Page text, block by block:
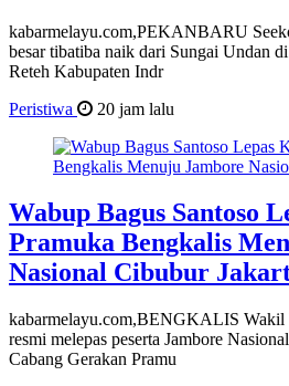
kabarmelayu.com,PEKANBARU
besar tibatiba naik dari Sungai Undan
Reteh Kabupaten Indr
Peristiwa
20 jam lalu
Wabup Bagus Santoso
Pramuka Bengkalis
Nasional Cibubur
kabarmelayu.com,BENGKALIS Wakil
resmi melepas peserta Jambore
Cabang Gerakan Pramu